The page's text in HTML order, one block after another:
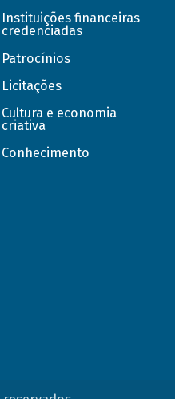
Instituições financeiras
credenciadas
Patrocínios
Licitações
Cultura e economia
criativa
Conhecimento